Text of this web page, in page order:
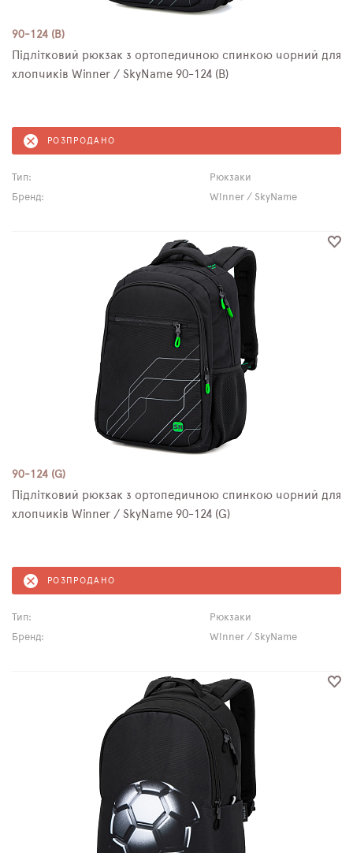
90-124 (B)
Підлітковий рюкзак з ортопедичною спинкою чорний для
хлопчиків Winner / SkyName 90-124 (B)
РОЗПРОДАНО
Тип:
Рюкзаки
Бренд:
Winner / SkyName
90-124 (G)
Підлітковий рюкзак з ортопедичною спинкою чорний для
хлопчиків Winner / SkyName 90-124 (G)
РОЗПРОДАНО
Тип:
Рюкзаки
Бренд:
Winner / SkyName